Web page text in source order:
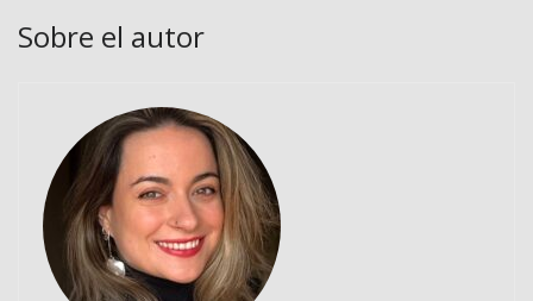
Sobre el autor